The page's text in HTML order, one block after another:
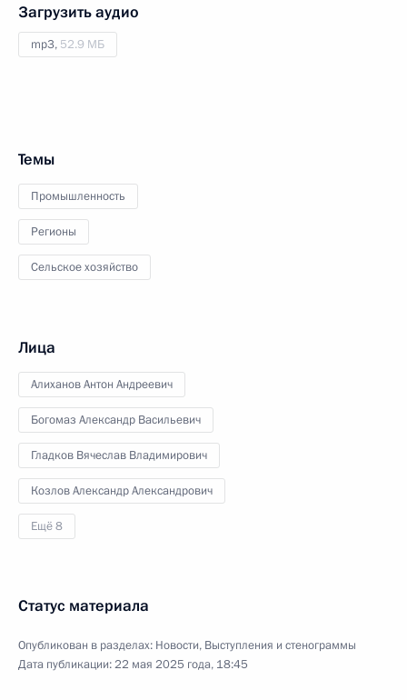
Загрузить аудио
mp3, 52.9 МБ
Темы
Промышленность
Регионы
Сельское хозяйство
Лица
Алиханов Антон Андреевич
Богомаз Александр Васильевич
Гладков Вячеслав Владимирович
Козлов Александр Александрович
Ещё 8
Статус материала
Опубликован в разделах: Новости, Выступления и стенограммы
Дата публикации:22 мая 2025 года, 18:45